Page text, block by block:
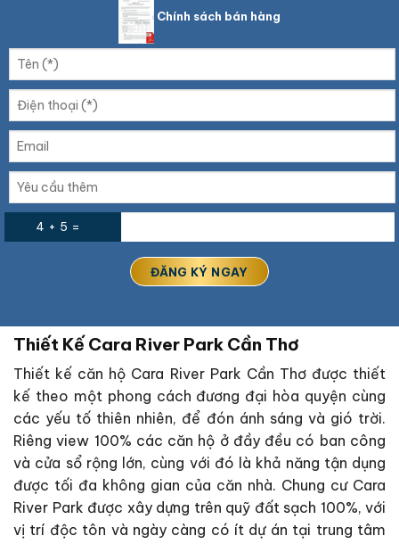
Chính sách bán hàng
4 + 5 =
Thiết Kế Cara River Park Cần Thơ
Thiết kế căn hộ Cara River Park Cần Thơ được thiết
kế theo một phong cách đương đại hòa quyện cùng
các yếu tố thiên nhiên, để đón ánh sáng và gió trời.
Riêng view 100% các căn hộ ở đầy đều có ban công
và cửa sổ rộng lớn, cùng với đó là khả năng tận dụng
được tối đa không gian của căn nhà. Chung cư Cara
River Park được xây dựng trên quỹ đất sạch 100%, với
vị trí độc tôn và ngày càng có ít dự án tại trung tâm